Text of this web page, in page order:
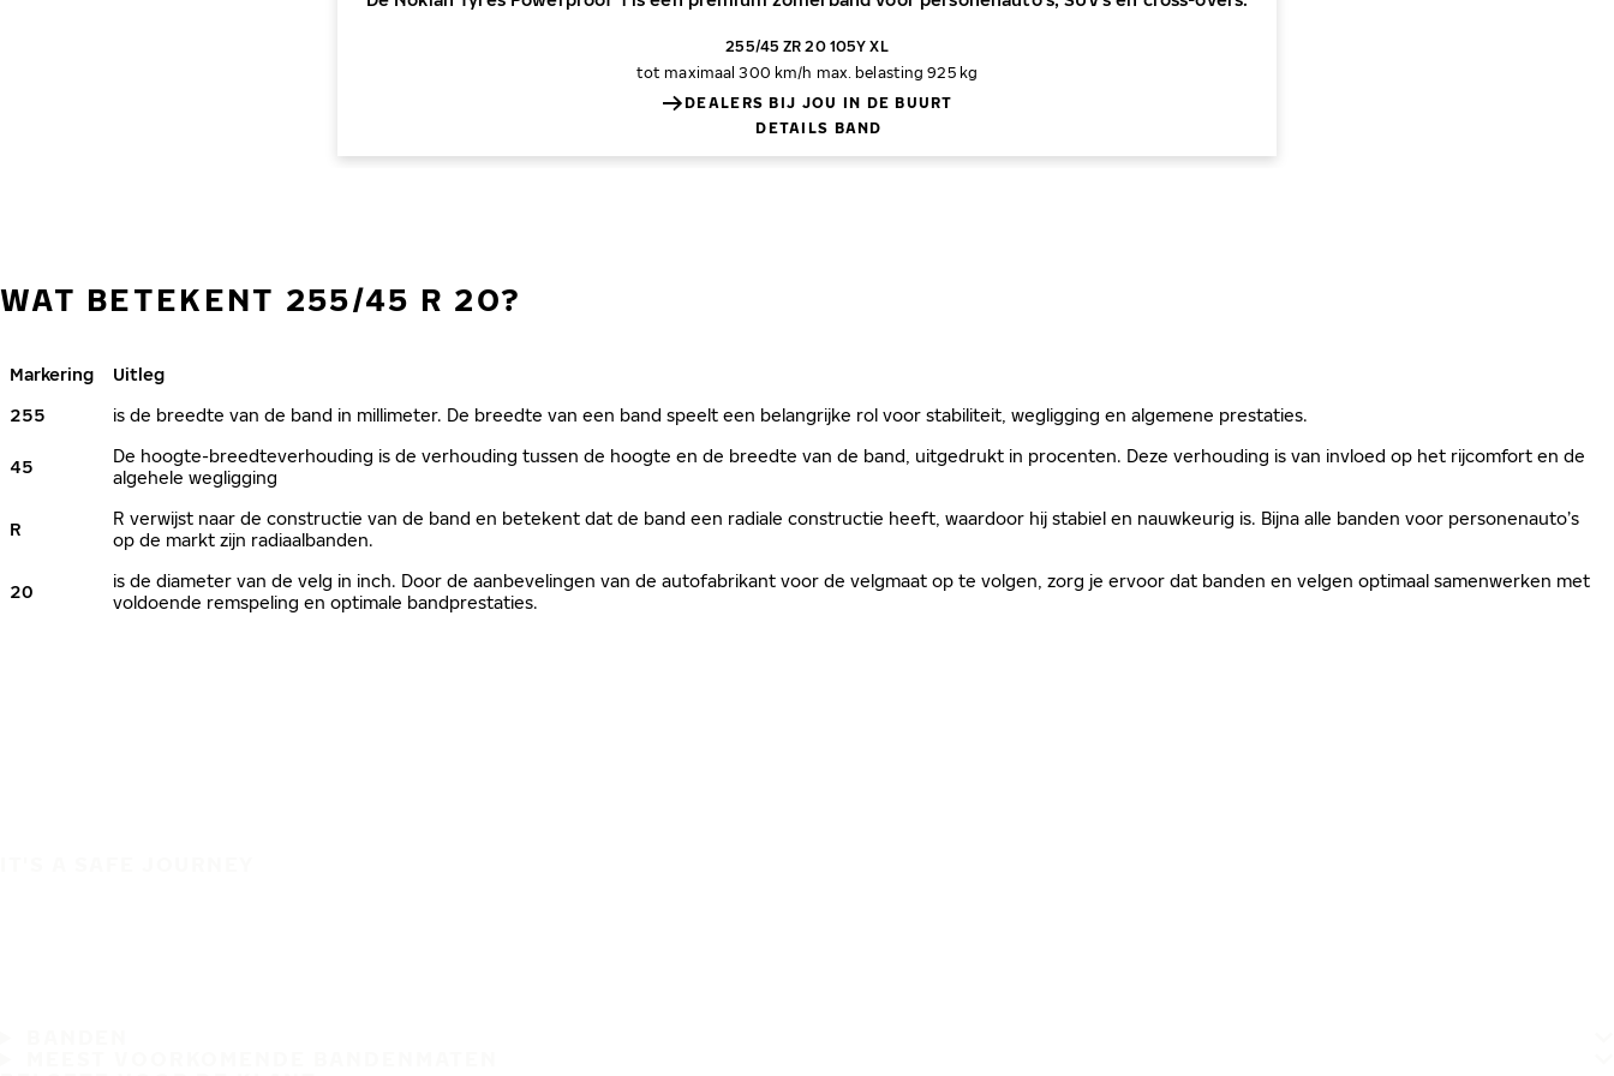
255/45 ZR 20 105Y XL
tot maximaal 300 km/h max. belasting 925 kg
DEALERS BIJ JOU IN DE BUURT
DETAILS BAND
WAT BETEKENT 255/45 R 20?
Markering
Uitleg
255
is de breedte van de band in millimeter. De breedte van een band speelt een belangrijke rol voor stabiliteit, wegligging en algemene prestaties.
45
De hoogte-breedteverhouding is de verhouding tussen de hoogte en de breedte van de band, uitgedrukt in procenten. Deze verhouding is van invloed op het rijcomfort en de
algehele wegligging
R
R verwijst naar de constructie van de band en betekent dat de band een radiale constructie heeft, waardoor hij stabiel en nauwkeurig is. Bijna alle banden voor personenauto’s
op de markt zijn radiaalbanden.
20
is de diameter van de velg in inch. Door de aanbevelingen van de autofabrikant voor de velgmaat op te volgen, zorg je ervoor dat banden en velgen optimaal samenwerken met
voldoende remspeling en optimale bandprestaties.